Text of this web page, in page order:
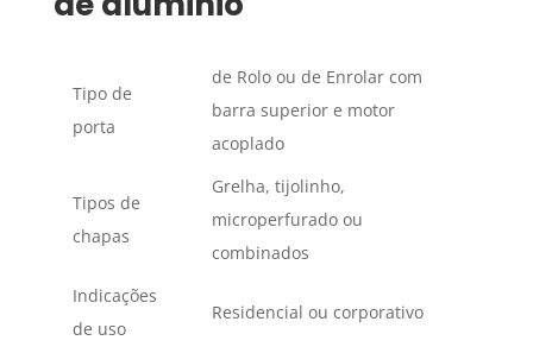
Tipo de
porta
de Rolo ou de Enrolar com
barra superior e motor
acoplado
Tipos de
chapas
Grelha, tijolinho,
microperfurado ou
combinados
Indicações
de uso
Residencial ou corporativo